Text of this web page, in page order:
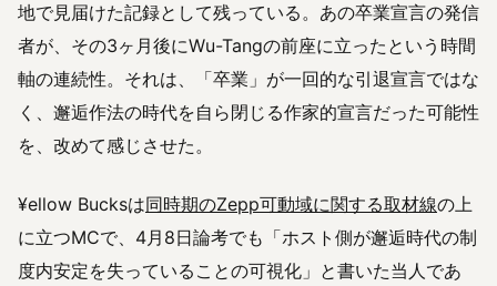
地で見届けた記録として残っている。あの卒業宣言の発信
者が、その3ヶ月後にWu-Tangの前座に立ったという時間
軸の連続性。それは、「卒業」が一回的な引退宣言ではな
く、邂逅作法の時代を自ら閉じる作家的宣言だった可能性
を、改めて感じさせた。
¥ellow Bucksは同時期のZepp可動域に関する取材線の上
に立つMCで、4月8日論考でも「ホスト側が邂逅時代の制
度内安定を失っていることの可視化」と書いた当人であ